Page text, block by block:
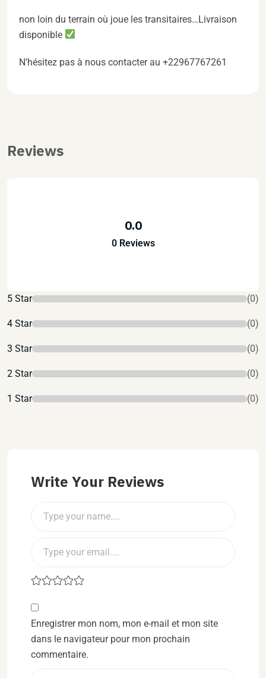
non loin du terrain où joue les transitaires…Livraison
disponible
N’hésitez pas à nous contacter au +22967767261
Reviews
0.0
0 Reviews
5 Star (0)
4 Star (0)
3 Star (0)
2 Star (0)
1 Star (0)
Write Your Reviews
Enregistrer mon nom, mon e-mail et mon site
dans le navigateur pour mon prochain
commentaire.